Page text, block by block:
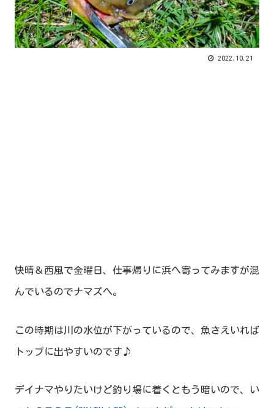
2022.10.21
快晴＆西風で金曜日、仕事帰りに浜へ寄ってみますが混
んでいるのでナマズへ。
この時期は川の水位が下がっているので、魚さえいれば
トップに出やすいのです♪
デイナマやりたいけど釣り場に着くともう暗いので、い